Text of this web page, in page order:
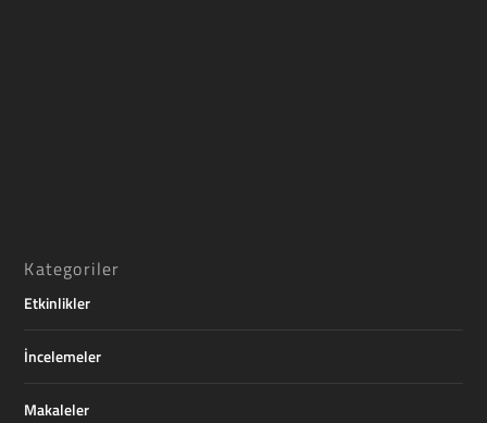
Kategoriler
Etkinlikler
İncelemeler
Makaleler